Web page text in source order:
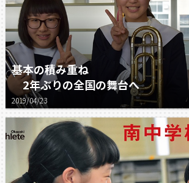
基本の積み重ね
2年ぶりの全国の舞台へ
2019/04/23